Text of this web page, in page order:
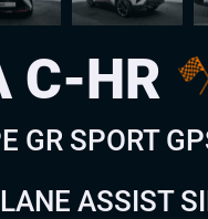
C-HR
GR SPORT
ASSIST